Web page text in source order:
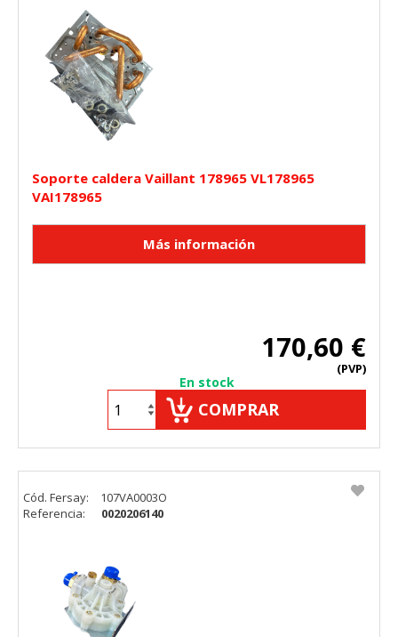
Soporte caldera Vaillant 178965 VL178965
VAI178965
170,60 €
(PVP)
En stock
COMPRAR
Cód. Fersay:
107VA0003O
Referencia:
0020206140